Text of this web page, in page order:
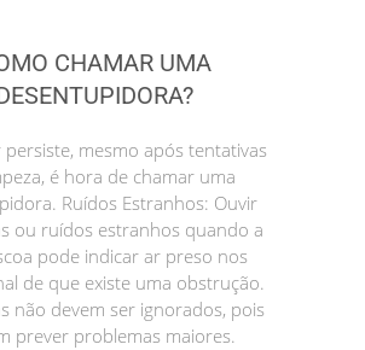
CHAMAR UMA
persiste, mesmo após tentativas
é hora de chamar uma
Ruídos Estranhos: Ouvir
ou ruídos estranhos quando a
pode indicar ar preso nos
de que existe uma obstrução.
não devem ser ignorados, pois
prever problemas maiores.